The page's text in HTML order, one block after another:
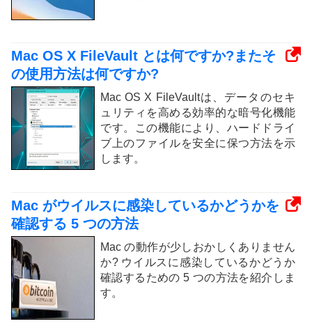
Mac OS X FileVault とは何ですか?またそ
の使用方法は何ですか?
Mac OS X FileVaultは、データのセキ
ュリティを高める効率的な暗号化機能
です。この機能により、ハードドライ
ブ上のファイルを安全に保つ方法を示
します。
Mac がウイルスに感染しているかどうかを
確認する 5 つの方法
Mac の動作が少しおかしくありません
か? ウイルスに感染しているかどうか
確認するための 5 つの方法を紹介しま
す。